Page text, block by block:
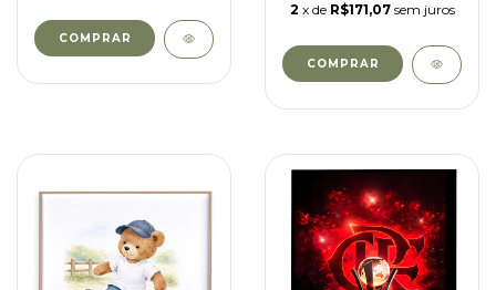
COMPRAR
2 x de R$171,07 sem juros
COMPRAR